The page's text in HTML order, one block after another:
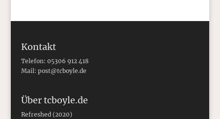
Kontakt
Telefon: 05306 912 418
Mail: post@tcboyle.de
Über tcboyle.de
Refreshed (2020)